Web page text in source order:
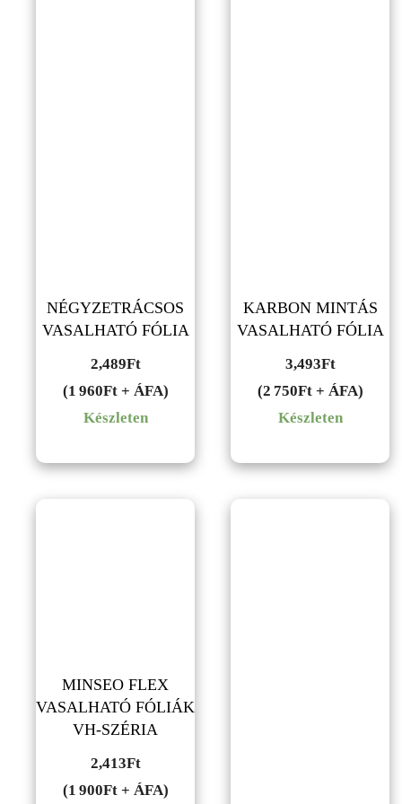
NÉGYZETRÁCSOS
VASALHATÓ FÓLIA
2,489Ft
(1 960Ft + ÁFA)
Készleten
KARBON MINTÁS
VASALHATÓ FÓLIA
3,493Ft
(2 750Ft + ÁFA)
Készleten
MINSEO FLEX
VASALHATÓ FÓLIÁK
VH-SZÉRIA
2,413Ft
(1 900Ft + ÁFA)